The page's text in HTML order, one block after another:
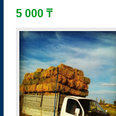
5 000 ₸